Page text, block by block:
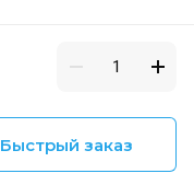
Быстрый заказ